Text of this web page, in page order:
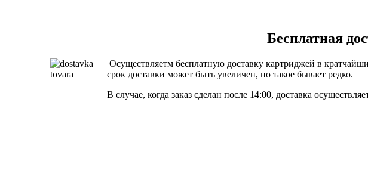
Бесплатная
Осуществляетм бесплатную доставку картриджей в
срок доставки может быть увеличен, но такое бывает редко.
В случае, когда заказ сделан после 14:00, доставка